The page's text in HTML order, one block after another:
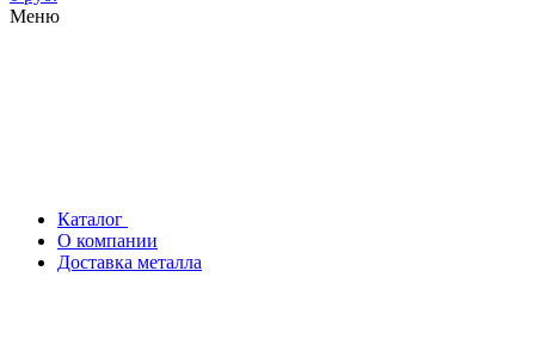
Меню
Каталог
О компании
Доставка металла